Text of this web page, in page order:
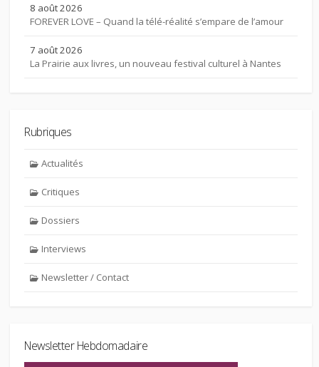
8 août 2026
FOREVER LOVE – Quand la télé-réalité s’empare de l’amour
7 août 2026
La Prairie aux livres, un nouveau festival culturel à Nantes
Rubriques
Actualités
Critiques
Dossiers
Interviews
Newsletter / Contact
Newsletter Hebdomadaire